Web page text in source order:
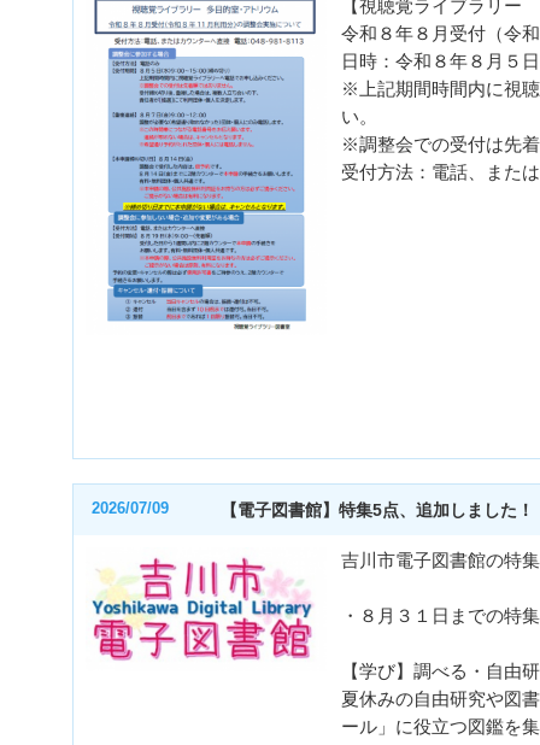
【視聴覚ライブラリー
令和８年８月受付（令
日時：令和８年８月５
※上記期間時間内に視
い。
※調整会での受付は先
受付方法：電話、また
2026/07/09 【電子図書館】特集5点、追加しました！
吉川市電子図書館の特
・８月３１日までの特集
【学び】調べる・自由
夏休みの自由研究や図
ール」に役立つ図鑑を